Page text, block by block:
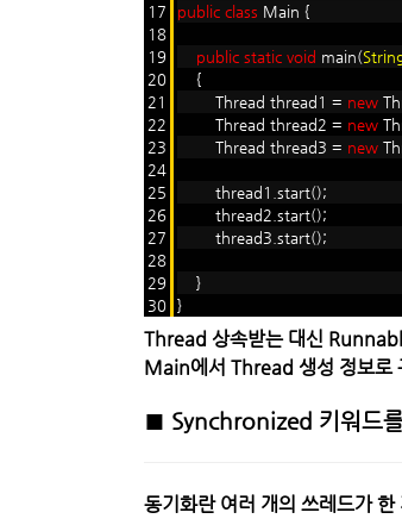
17
18
19
20
21
22
23
24
25
26
27
28
29
30
public class Main {
public static void main(
{
Thread thread1 = new
Thread thread2 = new
Thread thread3 = new
thread1.start();
thread2.start();
thread3.start();
}
}
Thread 상속받는 대신
Main에서 Thread 생성 정보로
■ Synchronized 키워드
동기화란 여러 개의 쓰레드가